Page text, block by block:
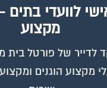
מקצוע
לדייר של פורטל בית
מקצוע הוגנים
שירות.